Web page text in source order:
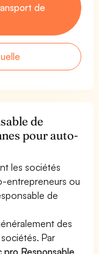
de
de
pour auto-
les sociétés
entrepreneurs ou
de
des
Par
pro Responsable